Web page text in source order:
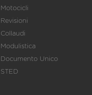
Motocicli
Revisioni
Collaudi
Modulistica
Documento Unico
STED